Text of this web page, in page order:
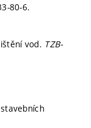
80-6.
vod. TZB-
stavebních